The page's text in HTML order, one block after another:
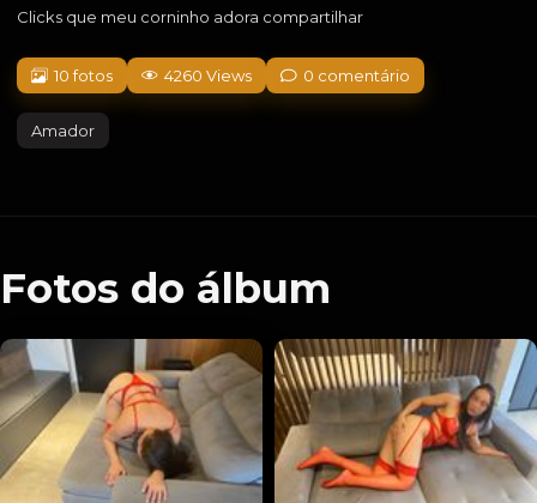
Clicks que meu corninho adora compartilhar
10 fotos 4260 Views 0 comentário
Amador
Fotos do álbum